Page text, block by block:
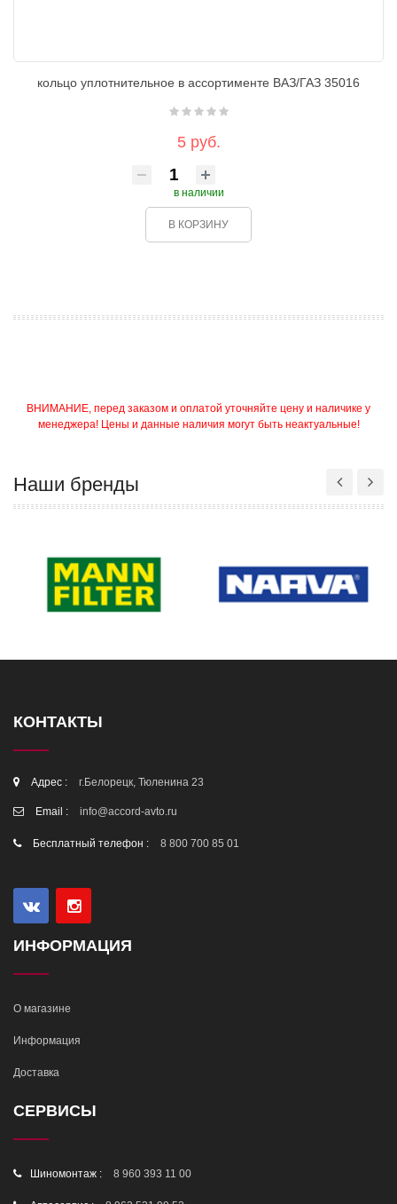
кольцо уплотнительное в ассортименте ВАЗ/ГАЗ 35016
5 руб.
в наличии
В КОРЗИНУ
ВНИМАНИЕ, перед заказом и оплатой уточняйте цену и наличике у
менеджера! Цены и данные наличия могут быть неактуальные!
Наши бренды
КОНТАКТЫ
Адрес : г.Белорецк, Тюленина 23
Email : info@accord-avto.ru
Бесплатный телефон : 8 800 700 85 01
ИНФОРМАЦИЯ
О магазине
Информация
Доставка
СЕРВИСЫ
Шиномонтаж : 8 960 393 11 00